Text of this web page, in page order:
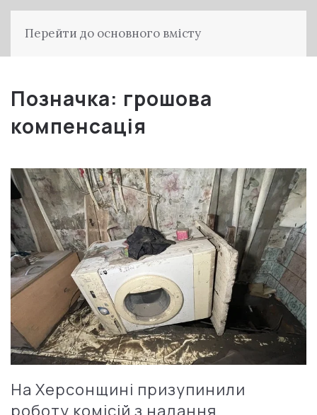
Перейти до основного вмісту
Позначка: грошова
компенсація
На Херсонщині призупинили